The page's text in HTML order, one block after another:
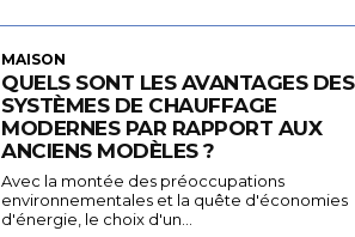
MAISON
QUELS SONT LES AVANTAGES DES
SYSTÈMES DE CHAUFFAGE
MODERNES PAR RAPPORT AUX
ANCIENS MODÈLES ?
Avec la montée des préoccupations
environnementales et la quête d'économies
d'énergie, le choix d'un...